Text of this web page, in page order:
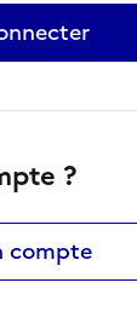
?
compte